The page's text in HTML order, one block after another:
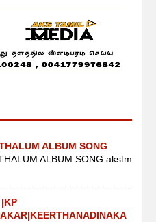
ALBUM SONG
ALBUM SONG akstm
|KP